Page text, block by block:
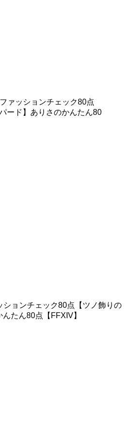
ァッションチェック80点
ード】ありさのかんたん80
ションチェック80点【ツノ飾りの
たん80点【FFXIV】